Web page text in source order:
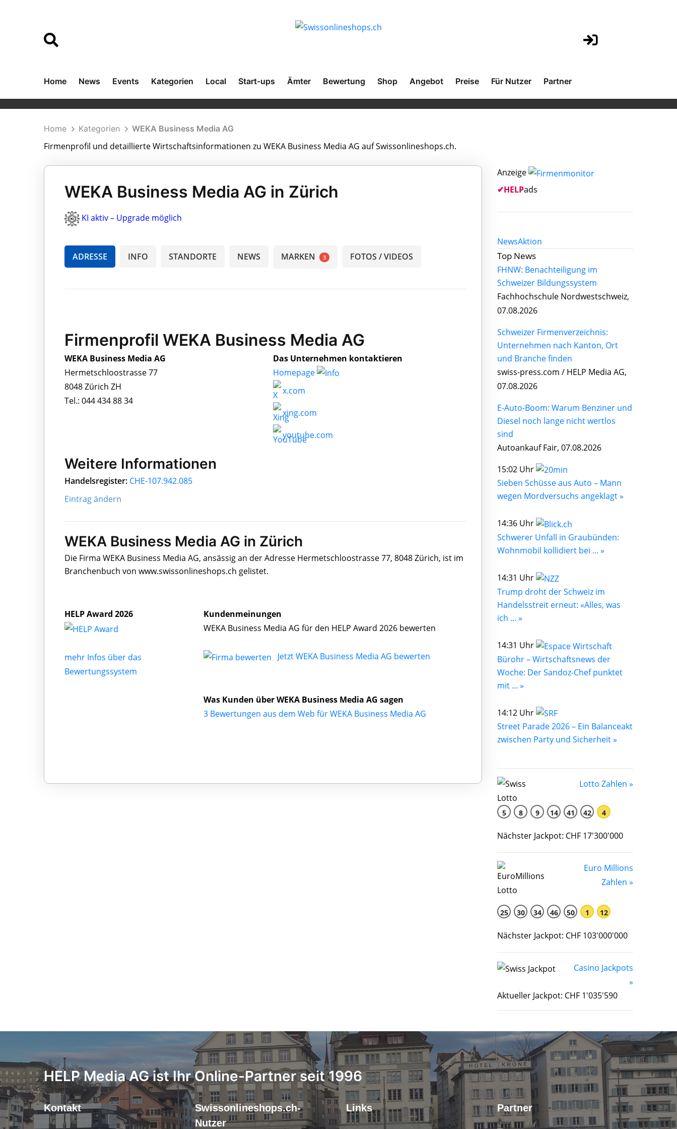
Home News Events Kategorien Local Start-ups Ämter Bewertung Shop Angebot Preise Für Nutzer Partner
Home Kategorien WEKA Business Media AG
Firmenprofil und detaillierte Wirtschaftsinformationen zu WEKA Business Media AG auf Swissonlineshops.ch.
WEKA Business Media AG in Zürich
KI aktiv – Upgrade möglich
ADRESSE INFO STANDORTE NEWS MARKEN 3 FOTOS / VIDEOS
Firmenprofil WEKA Business Media AG
WEKA Business Media AG
Hermetschloostrasse 77
8048 Zürich ZH
Tel.: 044 434 88 34
Das Unternehmen kontaktieren
Homepage
x.com
xing.com
youtube.com
Weitere Informationen
Handelsregister: CHE-107.942.085
Eintrag ändern
WEKA Business Media AG in Zürich
Die Firma WEKA Business Media AG, ansässig an der Adresse Hermetschloostrasse 77, 8048 Zürich, ist im
Branchenbuch von www.swissonlineshops.ch gelistet.
HELP Award 2026
mehr Infos über das
Bewertungssystem
Kundenmeinungen
WEKA Business Media AG für den HELP Award 2026 bewerten
Jetzt WEKA Business Media AG bewerten
Was Kunden über WEKA Business Media AG sagen
3 Bewertungen aus dem Web für WEKA Business Media AG
Anzeige
✔HELPads
NewsAktion
Top News
FHNW: Benachteiligung im
Schweizer Bildungssystem
Fachhochschule Nordwestschweiz,
07.08.2026
Schweizer Firmenverzeichnis:
Unternehmen nach Kanton, Ort
und Branche finden
swiss-press.com / HELP Media AG,
07.08.2026
E-Auto-Boom: Warum Benziner und
Diesel noch lange nicht wertlos
sind
Autoankauf Fair, 07.08.2026
15:02 Uhr
Sieben Schüsse aus Auto – Mann
wegen Mordversuchs angeklagt »
14:36 Uhr
Schwerer Unfall in Graubünden:
Wohnmobil kollidiert bei ... »
14:31 Uhr
Trump droht der Schweiz im
Handelsstreit erneut: «Alles, was
ich ... »
14:31 Uhr
Bürohr – Wirtschaftsnews der
Woche: Der Sandoz-Chef punktet
mit ... »
14:12 Uhr
Street Parade 2026 – Ein Balanceakt
zwischen Party und Sicherheit »
Lotto Zahlen »
5 8 9 14 41 42 4
Nächster Jackpot: CHF 17'300'000
Euro Millions
Zahlen »
25 30 34 46 50 1 12
Nächster Jackpot: CHF 103'000'000
Casino Jackpots
»
Aktueller Jackpot: CHF 1'035'590
HELP Media AG ist Ihr Online-Partner seit 1996
Kontakt
Swissonlineshops.ch-
Nutzer
Links Partner